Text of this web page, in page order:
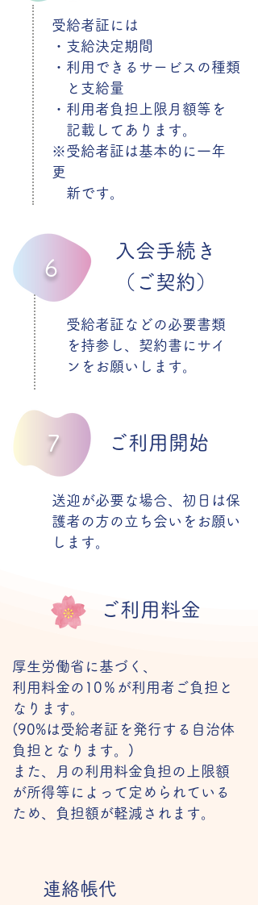
受給者証には
・支給決定期間
・利用できるサービスの種類
と支給量
・利用者負担上限月額等を
記載してあります。
※受給者証は基本的に一年
更
​ 新です。
受給者証などの必要書類
を持参し、契約書にサイ
ンをお願いします。
入会手続き
​（ご契約）
6
7 ご利用開始
送迎が必要な場合、初日は保
護者の方の立ち会いをお願い
します。
ご利用料金
厚生労働省に基づく、
利用料金の10％が利用者ご負担と
なります。
(90%は受給者証を発行する自治体
負担となります。)
また、月の利用料金負担の上限額
が所得等によって定められている
ため、負担額が軽減されます。
連絡帳代